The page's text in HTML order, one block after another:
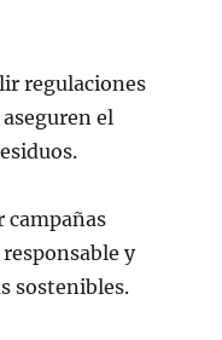
regulaciones
el
campañas
y
sostenibles.